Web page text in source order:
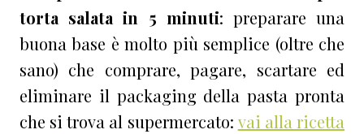
torta salata in 5 minuti: preparare una
buona base è molto più semplice (oltre che
sano) che comprare, pagare, scartare ed
eliminare il packaging della pasta pronta
che si trova al supermercato: vai alla ricetta